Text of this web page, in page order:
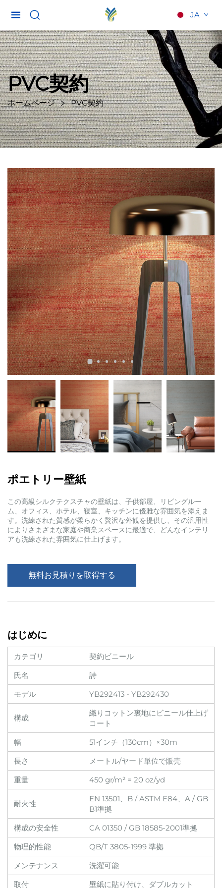
JA
PVC契約
ホームページ PVC契約
ポエトリー壁紙
この高級シルクテクスチャの壁紙は、子供部屋、リビングルー
ム、オフィス、ホテル、寝室、キッチンに優雅な雰囲気を添えま
す。洗練された質感が柔らかく贅沢な外観を提供し、その汎用性
によりさまざまな家庭や商業スペースに最適で、どんなインテリ
アも洗練された雰囲気に仕上げます。
無料お見積りを取得する
はじめに
カテゴリ
契約ビニール
氏名
詩
モデル
YB292413 - YB292430
構成
織りコットン裏地にビニール仕上げ
コート
幅
51インチ（130cm）×30m
長さ
メートル/ヤード単位で販売
重量
450 gr/m² = 20 oz/yd
耐火性
EN 13501、B / ASTM E84、A / GB
B1準拠
構成の安全性
CA 01350 / GB 18585-2001準拠
物理的性能
QB/T 3805-1999 準拠
メンテナンス
洗濯可能
取付
壁紙に貼り付け、ダブルカット